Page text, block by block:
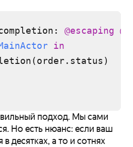
: @escaping
in
подход. Мы сами
Но есть нюанс: если ваш
десятках, а то и сотнях